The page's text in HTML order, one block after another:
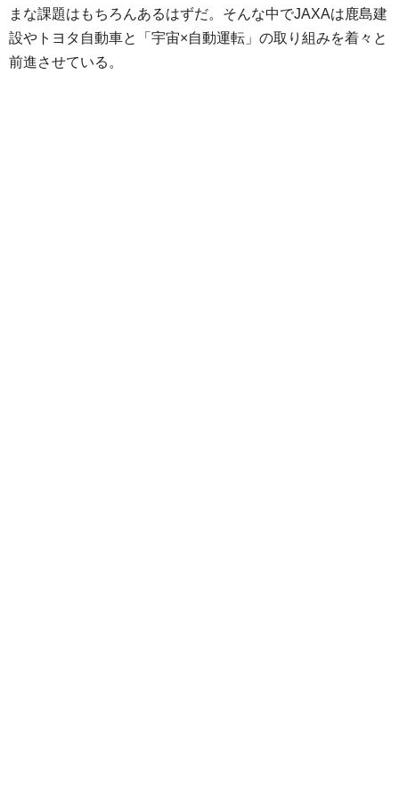
まな課題はもちろんあるはずだ。そんな中でJAXAは鹿島建
設やトヨタ自動車と「宇宙×自動運転」の取り組みを着々と
前進させている。